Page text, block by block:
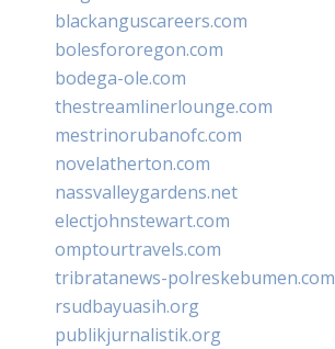
blackanguscareers.com
bolesfororegon.com
bodega-ole.com
thestreamlinerlounge.com
mestrinorubanofc.com
novelatherton.com
nassvalleygardens.net
electjohnstewart.com
omptourtravels.com
tribratanews-polreskebumen.com
rsudbayuasih.org
publikjurnalistik.org